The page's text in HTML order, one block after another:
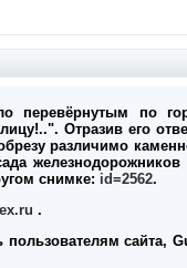
перевёрнутым по
Отразив его
различимо
снимке: id=2562.
.
пользователям сайта,